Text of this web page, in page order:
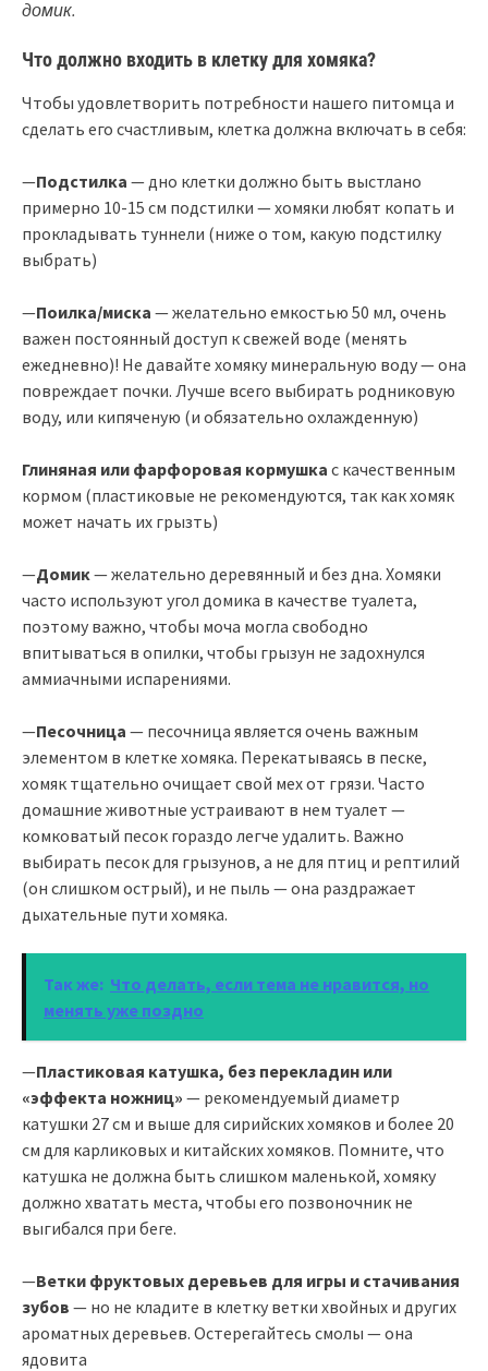
домик.
Что должно входить в клетку для хомяка?
Чтобы удовлетворить потребности нашего питомца и
сделать его счастливым, клетка должна включать в себя:
—Подстилка — дно клетки должно быть выстлано
примерно 10-15 см подстилки — хомяки любят копать и
прокладывать туннели (ниже о том, какую подстилку
выбрать)
—Поилка/миска — желательно емкостью 50 мл, очень
важен постоянный доступ к свежей воде (менять
ежедневно)! Не давайте хомяку минеральную воду — она
повреждает почки. Лучше всего выбирать родниковую
воду, или кипяченую (и обязательно охлажденную)
Глиняная или фарфоровая кормушка с качественным
кормом (пластиковые не рекомендуются, так как хомяк
может начать их грызть)
—Домик — желательно деревянный и без дна. Хомяки
часто используют угол домика в качестве туалета,
поэтому важно, чтобы моча могла свободно
впитываться в опилки, чтобы грызун не задохнулся
аммиачными испарениями.
—Песочница — песочница является очень важным
элементом в клетке хомяка. Перекатываясь в песке,
хомяк тщательно очищает свой мех от грязи. Часто
домашние животные устраивают в нем туалет —
комковатый песок гораздо легче удалить. Важно
выбирать песок для грызунов, а не для птиц и рептилий
(он слишком острый), и не пыль — она раздражает
дыхательные пути хомяка.
Так же: Что делать, если тема не нравится, но
менять уже поздно
—Пластиковая катушка, без перекладин или
«эффекта ножниц» — рекомендуемый диаметр
катушки 27 см и выше для сирийских хомяков и более 20
см для карликовых и китайских хомяков. Помните, что
катушка не должна быть слишком маленькой, хомяку
должно хватать места, чтобы его позвоночник не
выгибался при беге.
—Ветки фруктовых деревьев для игры и стачивания
зубов — но не кладите в клетку ветки хвойных и других
ароматных деревьев. Остерегайтесь смолы — она
ядовита